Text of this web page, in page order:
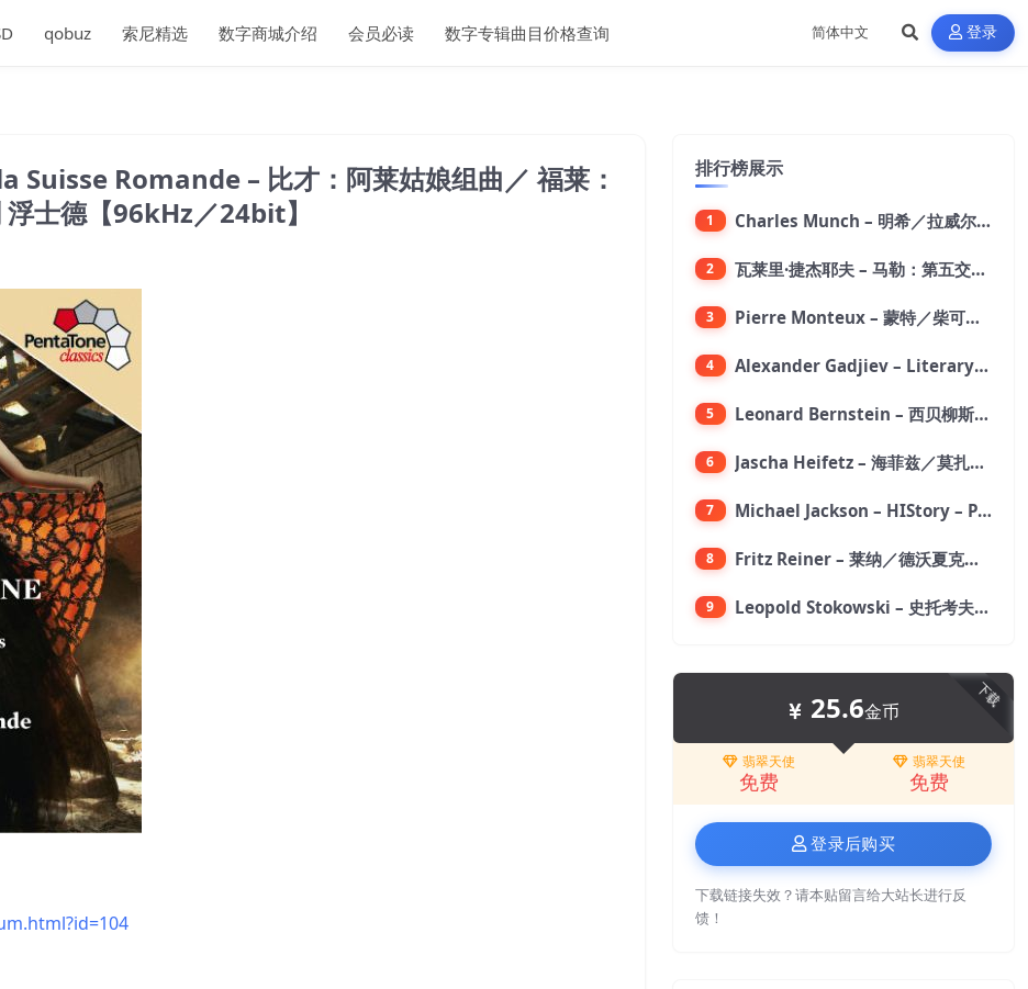
qobuz 索尼精选 数字商城介绍 会员必读 数字专辑曲目价格查询 登录
Romande – 比才：阿莱姑娘组曲／ 福莱：
士德【96kHz／24bit】
排行榜展示
1 Charles Munch – 明希／拉威尔：波莱罗舞曲【176.4kHz／24bit】
2 瓦莱里·捷杰耶夫 – 马勒：第五交响曲【96kHz／24bit】
3 Pierre Monteux – 蒙特／柴可夫斯基：第六交响曲【176.4kHz／24bit】
4 Alexander Gadjiev – Literary Fantasies【FLAC 192】
5 Leonard Bernstein – 西贝柳斯：芬兰颂／格里格：培尔·金特组曲【44.1kHz／24bit】
6 Jascha Heifetz – 海菲兹／莫扎特：第四小提琴协奏曲，第五小提琴协奏曲《土耳其》／维瓦尔第：小提琴与大提琴协奏曲，RV 547【192kHz／24bit】
7 Michael Jackson – HIStory – PAST, PRESENT AND FUTURE – BOOK I【96kHz／24bit】
8 Fritz Reiner – 莱纳／德沃夏克：第九交响曲【176.4kHz／24bit】
9 Leopold Stokowski – 史托考夫斯基：狂想曲【176.4kHz／24bit】
下载
25.6金币
翡翠天使
免费
翡翠天使
免费
登录后购买
下载链接失效？请本贴留言给大站长进行反
馈！